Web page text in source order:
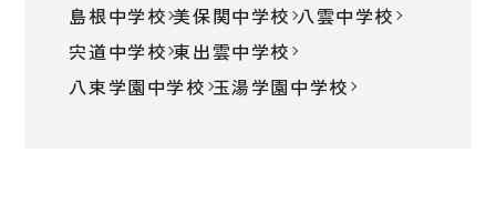
島根中学校 美保関中学校 八雲中学校
宍道中学校 東出雲中学校
八束学園中学校 玉湯学園中学校